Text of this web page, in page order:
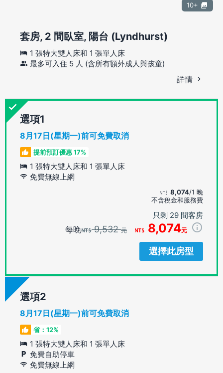
10+
套房, 2 間臥室, 陽台 (Lyndhurst)
1 張特大雙人床和 1 張單人床
最多可入住 5 人 (含所有額外成人與孩童)
詳情
選項
8月17日(星期一)前可免費取消
提前預訂優惠 17%
1 張特大雙人床和 1 張單人床
免費無線上網
8,074/1 晚
不含稅金和服務費
只剩 29 間客房
每晚 9,532元 8,074元
選擇此房型
選項
8月17日(星期一)前可免費取消
省：12%
1 張特大雙人床和 1 張單人床
免費自助停車
免費無線上網